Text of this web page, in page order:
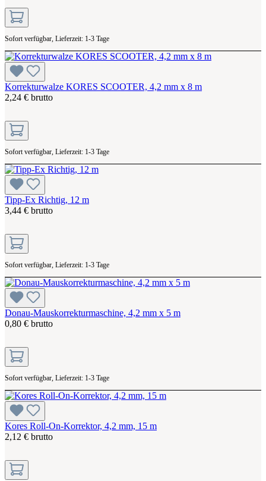
Sofort verfügbar, Lieferzeit: 1-3 Tage
Korrekturwalze KORES SCOOTER, 4,2 mm x 8 m
2,24 € brutto
Sofort verfügbar, Lieferzeit: 1-3 Tage
Tipp-Ex Richtig, 12 m
3,44 € brutto
Sofort verfügbar, Lieferzeit: 1-3 Tage
Donau-Mauskorrekturmaschine, 4,2 mm x 5 m
0,80 € brutto
Sofort verfügbar, Lieferzeit: 1-3 Tage
Kores Roll-On-Korrektor, 4,2 mm, 15 m
2,12 € brutto